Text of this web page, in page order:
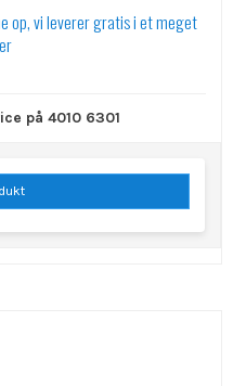
op, vi leverer gratis i et meget
på 4010 6301